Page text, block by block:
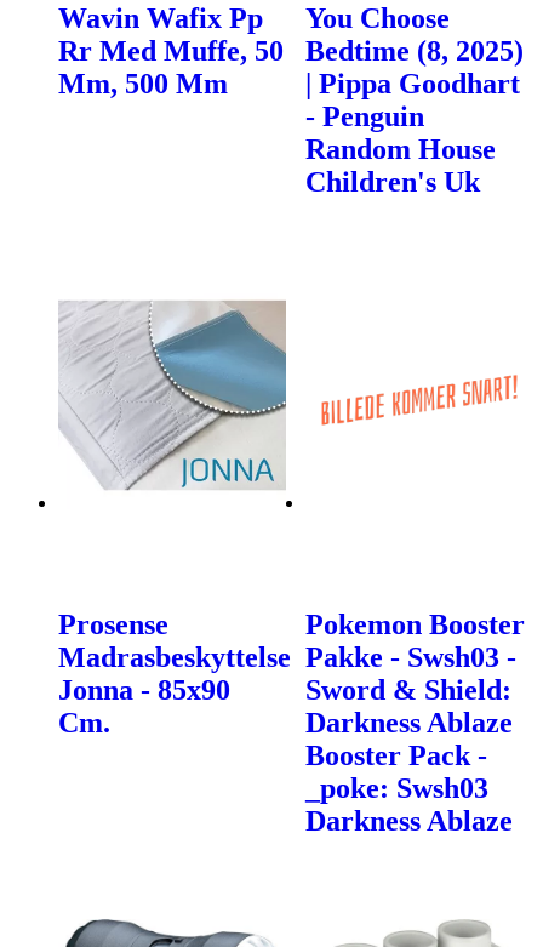
Wavin Wafix Pp
Rr Med Muffe, 50
Mm, 500 Mm
You Choose
Bedtime (8, 2025)
| Pippa Goodhart
- Penguin
Random House
Children's Uk
Prosense
Madrasbeskyttelse
Jonna - 85x90
Cm.
Pokemon Booster
Pakke - Swsh03 -
Sword & Shield:
Darkness Ablaze
Booster Pack -
_poke: Swsh03
Darkness Ablaze